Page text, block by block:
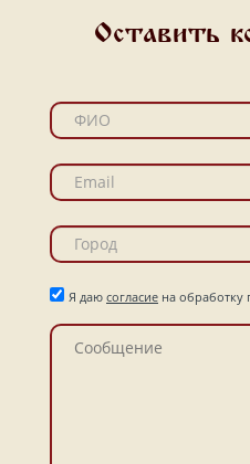
Оставить
Я даю согласие на обработку